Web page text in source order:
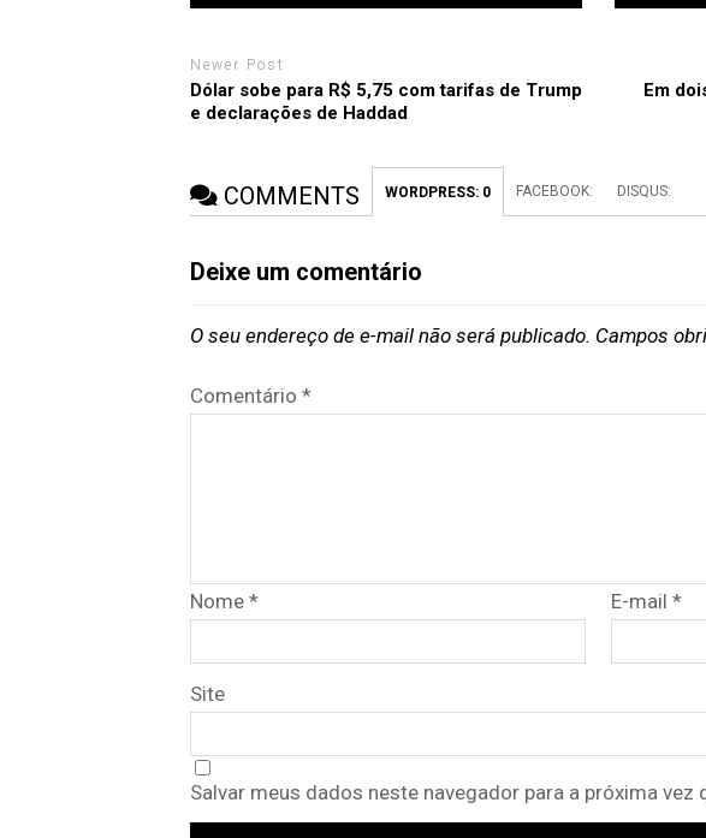
Newer Post
Dólar sobe para R$ 5,75 com tarifas de Trump
e declarações de Haddad
Em
COMMENTS WORDPRESS: 0 FACEBOOK: DISQUS:
Deixe um comentário
O seu endereço de e-mail não será publicado. Campos
Comentário *
Nome * E-mail *
Site
Salvar meus dados neste navegador para a próxima vez